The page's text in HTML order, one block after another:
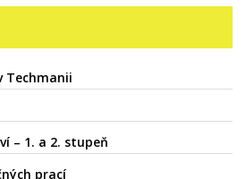
Techmanii
– 1. a 2. stupeň
prací